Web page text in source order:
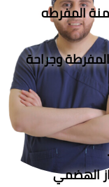
المفرطه
وجراحة
الهضمي